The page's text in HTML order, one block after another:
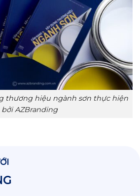
thương hiệu ngành sơn thực hiện
bởi AZBranding